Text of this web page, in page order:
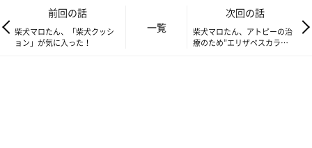
前回の話
柴犬マロたん、「柴犬クッシ
ョン」が気に入った！
一覧
次回の話
柴犬マロたん、アトピーの治
療のため”エリザベスカラ